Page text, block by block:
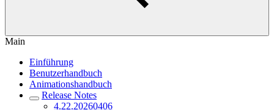
Main
Einführung
Benutzerhandbuch
Animationshandbuch
Release Notes
4.22.20260406